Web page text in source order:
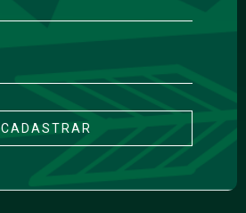
CADASTRAR